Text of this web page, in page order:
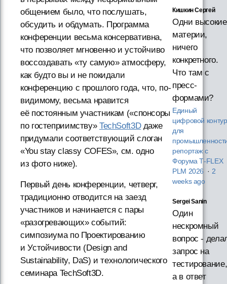
общением было, что послушать,
обсудить и обдумать. Программа
конференции весьма консервативна,
что позволяет мгновенно и устойчиво
воссоздавать «ту самую» атмосферу,
как будто вы и не покидали
конференцию с прошлого года, что, по-
видимому, весьма нравится
её постоянным участникам («спонсоры
по гостеприимству» TechSoft3Dдаже
придумали соответствующий слоган
«You stay classy COFES», см. одно
из фото ниже).
Первый день конференции, четверг,
традиционно отводится на заезд
участников и начинается с пары
«разогревающих» событий:
симпозиума по Проектированию
и Устойчивости (Design and
Sustainability, DaS) и технологического
семинара TechSoft3D.
Кишкин Сергей
Одни высокие
материи,
ничего
конкретного.
Что там с
пресс-
формами?
Единый
цифровой контур
для
репортаж с
Форума T‑FLEX
PLM 2026 · 2
weeks ago
Sergei Sanin
Один
нескромный
вопрос -
запрос на
тестирование,
а в ответ